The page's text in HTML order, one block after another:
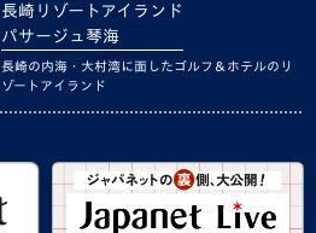
長崎リゾートアイランド
パサージュ琴海
長崎の内海・大村湾に面したゴルフ＆ホテルのリ
ゾートアイランド